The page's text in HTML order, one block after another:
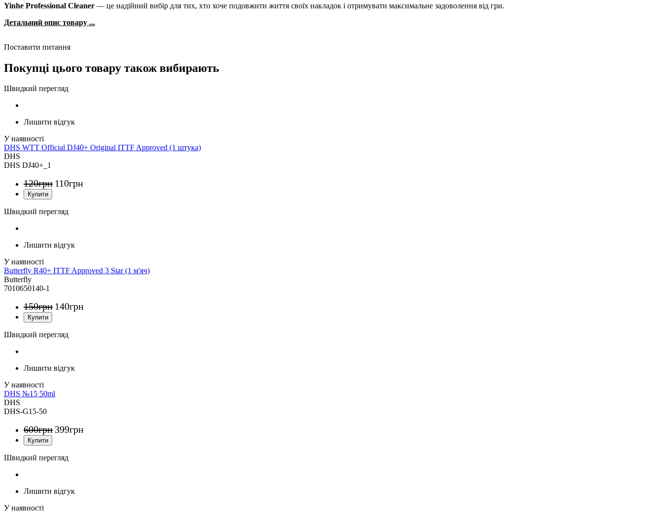
Yinhe Professional Cleaner — це надійний вибір для тих, хто хоче подовжити життя своїх накладок і отримувати максимальне задоволення від гри.
Детальний опис товару ...
Поставити питання
Покупці цього товару також вибирають
Швидкий перегляд
Лишити відгук
DHS WTT Official DJ40+ Original ITTF Approved (1 штука)
DHS
DHS DJ40+_1
120грн 110грн
Швидкий перегляд
Лишити відгук
Butterfly R40+ ITTF Approved 3 Star (1 м'яч)
Butterfly
7010650140-1
150грн 140грн
Швидкий перегляд
Лишити відгук
DHS №15 50ml
DHS
DHS-G15-50
600грн 399грн
Швидкий перегляд
Лишити відгук